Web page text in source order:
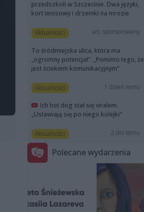
przedszkoli w Szczecinie. Dwa języki,
kort tenisowy i drzemki na mrozie
Aktualności art. sponsorowany
To śródmiejska ulica, która ma
„ogromny potencjał”. „Pomimo tego, że
jest ściekiem komunikacyjnym”
Aktualności 1 dzień temu
Ich hot dog stał się viralem.
„Ustawiają się po niego kolejki”
Aktualności 2 dni temu
Polecane wydarzenia